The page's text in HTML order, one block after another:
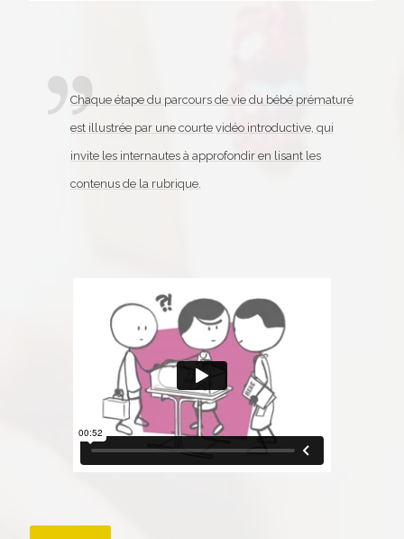
Chaque étape du parcours de vie du bébé prématuré
est illustrée par une courte vidéo introductive, qui
invite les internautes à approfondir en lisant les
contenus de la rubrique.